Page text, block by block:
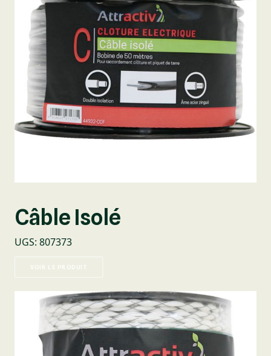
Câble Isolé
UGS: 807373
VOIR LE PRODUIT